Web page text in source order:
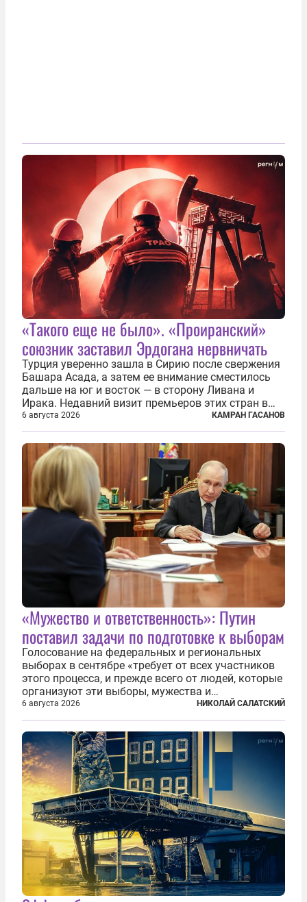
«Такого еще не было». «Проиранский»
союзник заставил Эрдогана нервничать
Турция уверенно зашла в Сирию после свержения
Башара Асада, а затем ее внимание сместилось
дальше на юг и восток — в сторону Ливана и
Ирака. Недавний визит премьеров этих стран в
Анкару, договоры об участии турецкой компании
TPAO в разработке нефти иракского Киркука и
«Дороги развития» подтверждают...
6 августа 2026 КАМРАН ГАСАНОВ
«Мужество и ответственность»: Путин
поставил задачи по подготовке к выборам
Голосование на федеральных и региональных
выборах в сентябре «требует от всех участников
этого процесса, и прежде всего от людей, которые
организуют эти выборы, мужества и
ответственного отношения к формированию
власти», — подчеркнул президент Владимир Путин
на состоявшейся 5 августа в Кремле...
6 августа 2026 НИКОЛАЙ САЛАТСКИЙ